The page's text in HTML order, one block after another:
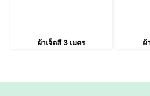
ผ้าเจ็ดสี 3 เมตร ผ้